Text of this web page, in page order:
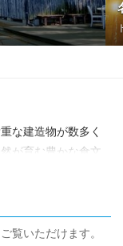
な建造物が数多く
が育む豊かな食文
など、心癒されま
覧いただけます。